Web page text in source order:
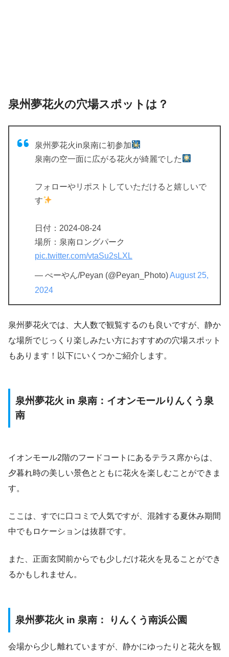
泉州夢花火の穴場スポットは？
泉州夢花火in泉南に初参加
泉南の空一面に広がる花火が綺麗でした
フォローやリポストしていただけると嬉しいで
す
日付：2024-08-24
場所：泉南ロングパーク
pic.twitter.com/vtaSu2sLXL
— ぺーやん/Peyan (@Peyan_Photo)August 25,
2024
泉州夢花火では、大人数で観覧するのも良いですが、静か
な場所でじっくり楽しみたい方におすすめの穴場スポット
もあります！以下にいくつかご紹介します。
泉州夢花火 in 泉南：イオンモールりんくう泉
南
イオンモール2階のフードコートにあるテラス席からは、
夕暮れ時の美しい景色とともに花火を楽しむことができま
す。
ここは、すでに口コミで人気ですが、混雑する夏休み期間
中でもロケーションは抜群です。
また、正面玄関前からでも少しだけ花火を見ることができ
るかもしれません。
泉州夢花火 in 泉南： りんくう南浜公園
会場から少し離れていますが、静かにゆったりと花火を観